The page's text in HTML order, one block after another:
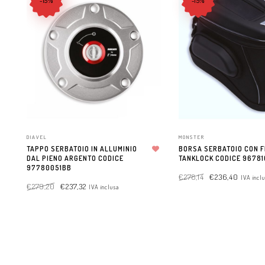
DIAVEL
TAPPO SERBATOIO IN ALLUMINIO
DAL PIENO ARGENTO CODICE
97780051BB
€279,20 €237,32 IVA inclusa
MONSTER
BORSA SERBATOIO CON
TANKLOCK CODICE
€278,14 €236,40 IVA